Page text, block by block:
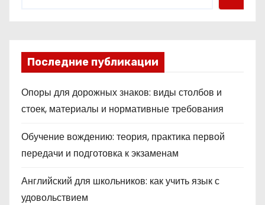
Последние публикации
Опоры для дорожных знаков: виды столбов и
стоек, материалы и нормативные требования
Обучение вождению: теория, практика первой
передачи и подготовка к экзаменам
Английский для школьников: как учить язык с
удовольствием